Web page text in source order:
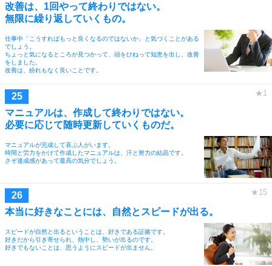
改善は、1回やって終わりではない。
無限に繰り返していくもの。
仕事中「こうすればもっと良くなるのではないか」と気づくことがある
でしょう。
ちょっと気になるところが見つかって、頭をひねって知恵を出し、改善
をしました。
改善は、紛れもなく良いことです。
マニュアルは、作成して終わりではない。
必要に応じて随時更新していくものだ。
マニュアルが完成して喜ぶ人がいます。
時間と労力をかけて作成したマニュアルは、汗と努力の結晶です。
さぞ達成感があって最高の気分でしょう。
本当に好きなことには、自然とスピードが出る。
スピードが自然と出るということは、好きである証拠です。
好きだから引き寄せられ、熱中し、勢いが出るのです。
好きでもないことは、思うようにスピードが出ません。